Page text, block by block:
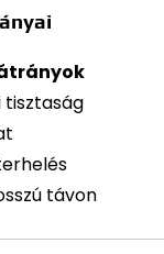
tisztaság
távon